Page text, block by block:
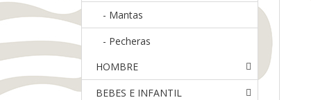
- Mantas
- Pecheras
HOMBRE
BEBES E INFANTIL